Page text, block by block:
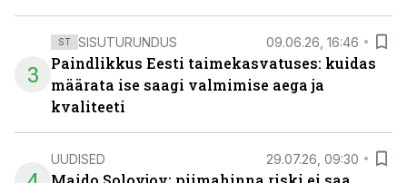
3
ST SISUTURUNDUS 09.06.26, 16:46
Paindlikkus Eesti taimekasvatuses: kuidas
määrata ise saagi valmimise aega ja
kvaliteeti
UUDISED 29.07.26, 09:30